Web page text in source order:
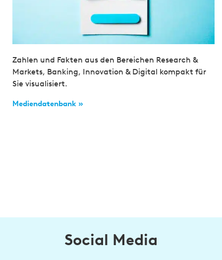
Zahlen und Fakten aus den Bereichen Research &
Markets, Banking, Innovation & Digital kompakt für
Sie visualisiert.
Mediendatenbank »
Social Media